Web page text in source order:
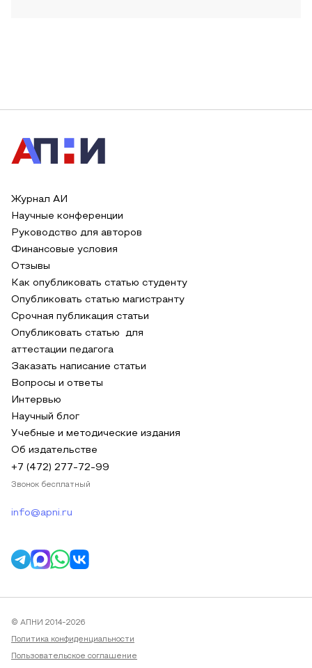
Журнал АИ
Научные конференции
Руководство для авторов
Финансовые условия
Отзывы
Как опубликовать статью студенту
Опубликовать статью магистранту
Срочная публикация статьи
Опубликовать статью для
аттестации педагога
Заказать написание статьи
Вопросы и ответы
Интервью
Научный блог
Учебные и методические издания
Об издательстве
+7 (472) 277-72-99
Звонок бесплатный
info@apni.ru
© АПНИ 2014-2026
Политика конфиденциальности
Пользовательское соглашение